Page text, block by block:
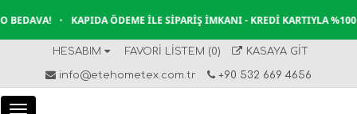
• KAPIDA ÖDEME İLE SIPARIŞ İMKANI - KREDI KARTIYLA %100
HESABIM FAVORI LISTEM (0) KASAYA GIT
info@etehometex.com.tr +90 532 669 4656